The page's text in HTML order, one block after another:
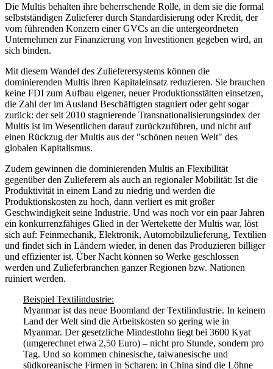
Die Multis behalten ihre beherrschende Rolle, in dem sie die formal
selbstständigen Zulieferer durch Standardisierung oder Kredit, der
vom führenden Konzern einer GVCs an die untergeordneten
Unternehmen zur Finanzierung von Investitionen gegeben wird, an
sich binden.
Mit diesem Wandel des Zulieferersystems können die
dominierenden Multis ihren Kapitaleinsatz reduzieren. Sie brauchen
keine FDI zum Aufbau eigener, neuer Produktionsstätten einsetzen,
die Zahl der im Ausland Beschäftigten stagniert oder geht sogar
zurück: der seit 2010 stagnierende Transnationalisierungsindex der
Multis ist im Wesentlichen darauf zurückzuführen, und nicht auf
einen Rückzug der Multis aus der "schönen neuen Welt" des
globalen Kapitalismus.
Zudem gewinnen die dominierenden Multis an Flexibilität
gegenüber den Zulieferern als auch an regionaler Mobilität: Ist die
Produktivität in einem Land zu niedrig und werden die
Produktionskosten zu hoch, dann verliert es mit großer
Geschwindigkeit seine Industrie. Und was noch vor ein paar Jahren
ein konkurrenzfähiges Glied in der Wertekette der Multis war, löst
sich auf: Feinmechanik, Elektronik, Automobilzulieferung, Textilien
und findet sich in Ländern wieder, in denen das Produzieren billiger
und effizienter ist. Über Nacht können so Werke geschlossen
werden und Zulieferbranchen ganzer Regionen bzw. Nationen
ruiniert werden.
Beispiel Textilindustrie:
Myanmar ist das neue Boomland der Textilindustrie. In keinem
Land der Welt sind die Arbeitskosten so gering wie in
Myanmar. Der gesetzliche Mindestlohn liegt bei 3600 Kyat
(umgerechnet etwa 2,50 Euro) – nicht pro Stunde, sondern pro
Tag. Und so kommen chinesische, taiwanesische und
südkoreanische Firmen in Scharen; in China sind die Löhne